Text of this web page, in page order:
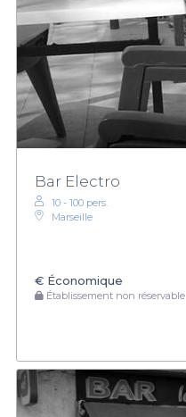
Bar Electro
10 - 100 pers.
Marseille
€ Économique
Établissement non réservable